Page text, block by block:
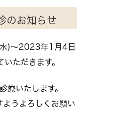
のお知らせ
)～2023年1月4日
いただきます。
療いたします。
うよろしくお願い